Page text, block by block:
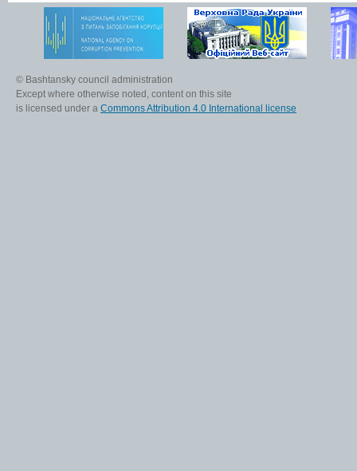
© Bashtansky council administration
Except where otherwise noted, content on this site
is licensed under a Commons Attribution 4.0 International license